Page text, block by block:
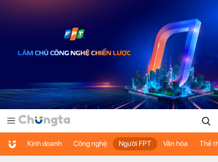
Kinh doanh Công nghệ Người FPT Văn hóa Thể